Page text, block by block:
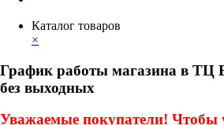
Каталог товаров
×
График работы магазина в ТЦ
без выходных
Уважаемые покупатели! Чтобы